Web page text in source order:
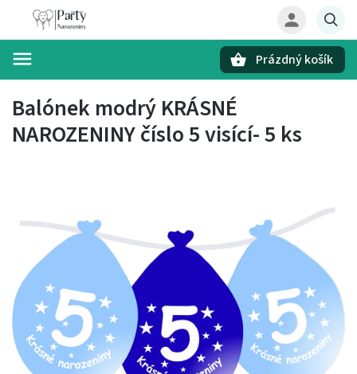
Prázdný košík
Balónek modrý KRÁSNÉ
NAROZENINY číslo 5 visící- 5 ks